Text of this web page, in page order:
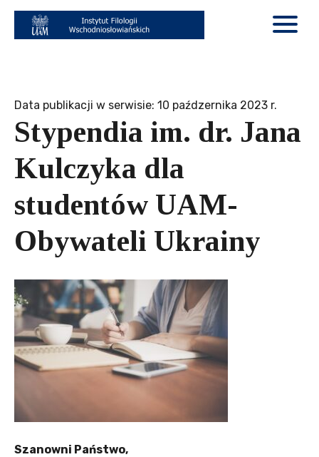
Data publikacji w serwisie: 10 paźdzernika 2023 r.
Stypendia im. dr. Jana
Kulczyka dla
studentów UAM-
Obywateli Ukrainy
Szanowni Państwo,